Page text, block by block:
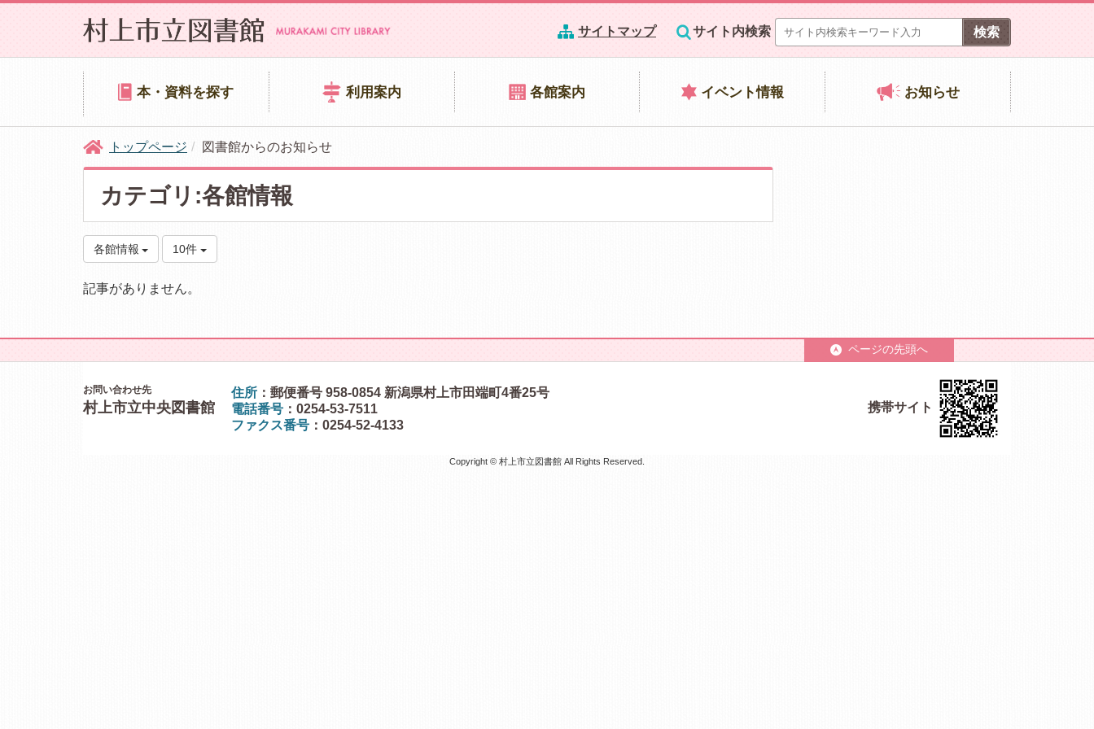
サイトマップ サイト内検索
本・資料を探す 利用案内 各館案内 イベント情報 お知らせ
トップページ 図書館からのお知らせ
カテゴリ:各館情報
各館情報 10件
記事がありません。
ページの先頭へ
お問い合わせ先
村上市立中央図書館
住所 ：郵便番号 958-0854 新潟県村上市田端町4番25号
電話番号 ：0254-53-7511
ファクス番号 ：0254-52-4133
携帯サイト
Copyright © 村上市立図書館 All Rights Reserved.